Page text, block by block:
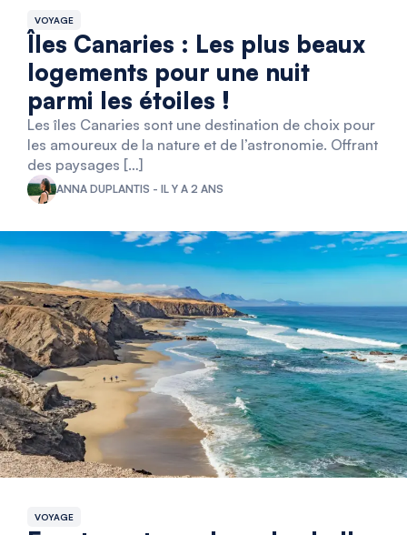
VOYAGE
Îles Canaries : Les plus beaux
logements pour une nuit
parmi les étoiles !
Les îles Canaries sont une destination de choix pour
les amoureux de la nature et de l’astronomie. Offrant
des paysages […]
ANNA DUPLANTIS - IL Y A 2 ANS
VOYAGE